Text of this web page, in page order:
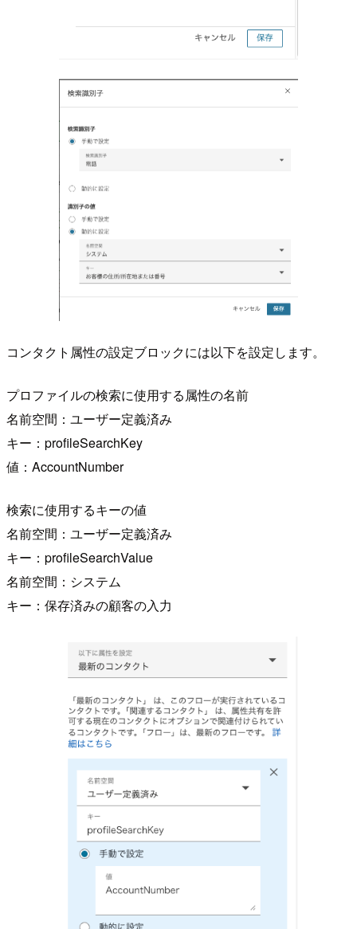
コンタクト属性の設定ブロックには以下を設定します。
プロファイルの検索に使用する属性の名前
名前空間：ユーザー定義済み
キー：profileSearchKey
値：AccountNumber
検索に使用するキーの値
名前空間：ユーザー定義済み
キー：profileSearchValue
名前空間：システム
キー：保存済みの顧客の入力